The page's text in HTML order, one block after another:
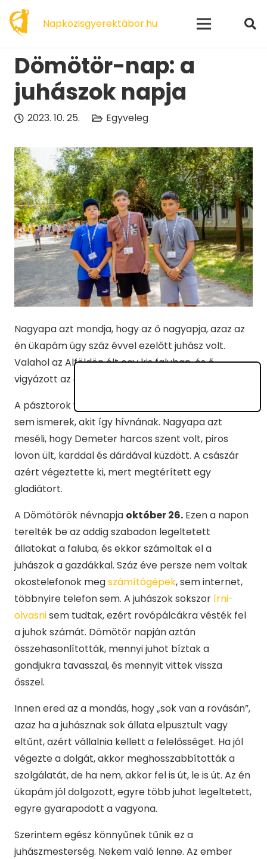
Napközisgyerektábor.hu
Dömötör-nap: a
juhászok napja
2023. 10. 25. Egyveleg
Nagyapa azt mondja, hogy az ő nagyapja, azaz az
én ükapám úgy száz évvel ezelőtt juhász volt.
Valahol az Alföldön élt egy kis faluban, és ő
vigyázott az emberek juhaira.
A pásztorok védőszentje Dömötör. Fura név. Senkit
sem ismerek, akit így hívnának. Nagyapa azt
meséli, hogy Demeter harcos szent volt, piros
lovon ült, karddal és dárdával küzdött. A császár
azért végeztette ki, mert megtérített egy
gladiátort.
A Dömötörök névnapja október 26. Ezen a napon
terelték be az addig szabadon legeltetett
állatokat a faluba, és ekkor számoltak el a
juhászok a gazdákkal. Száz éve persze nem voltak
okostelefonok megszámítógépek, sem internet,
többnyire telefon sem. A juhászok sokszorírni-
olvasnisem tudtak, ezért rovópálcákra vésték fel
a juhok számát. Dömötör napján aztán
összehasonlították, mennyi juhot bíztak a
gondjukra tavasszal, és mennyit vittek vissza
ősszel.
Innen ered az a mondás, hogy „sok van a rovásán”,
azaz ha a juhásznak sok állata elpusztult vagy
eltűnt, azért vállalnia kellett a felelősséget. Ha jól
végezte a dolgát, akkor meghosszabbították a
szolgálatát, de ha nem, akkor fel is út, le is út. Az én
ükapám jól dolgozott, egyre több juhot legeltetett,
egyre gyarapodott a vagyona.
Szerintem egész könnyűnek tűnik ez a
juhászmesterség. Nekem való lenne. Az ember